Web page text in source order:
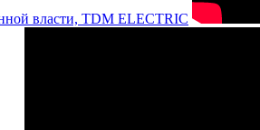
власти, TDM ELECTRIC